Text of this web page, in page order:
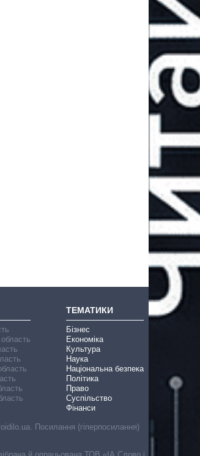
ТЕМАТИКИ
Бізнес
Економіка
Культура
Наука
Національна безпека
Політика
Право
Суспільство
Фінанси
Посилання (гіперпосилання)